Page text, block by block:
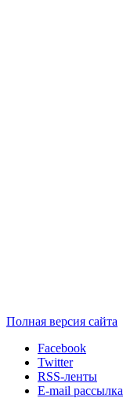
Полная версия сайта
Facebook
Twitter
RSS-ленты
E-mail рассылка